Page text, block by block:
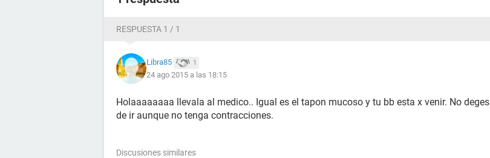
RESPUESTA 1 / 1
Libra85 1
24 ago 2015 a las 18:15
Holaaaaaaaa llevala al medico.. Igual es el tapon mucoso y tu bb esta x venir. No deges
de ir aunque no tenga contracciones.
Discusiones similares